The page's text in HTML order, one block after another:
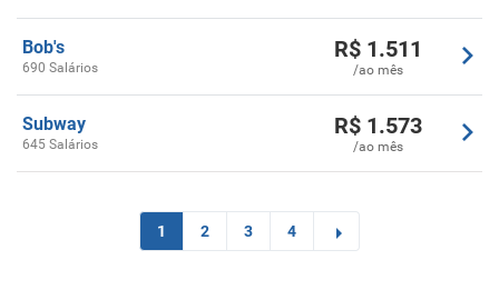
Bob's
690 Salários
R$1.511
/ao mês
Subway
645 Salários
R$1.573
/ao mês
1 2 3 4